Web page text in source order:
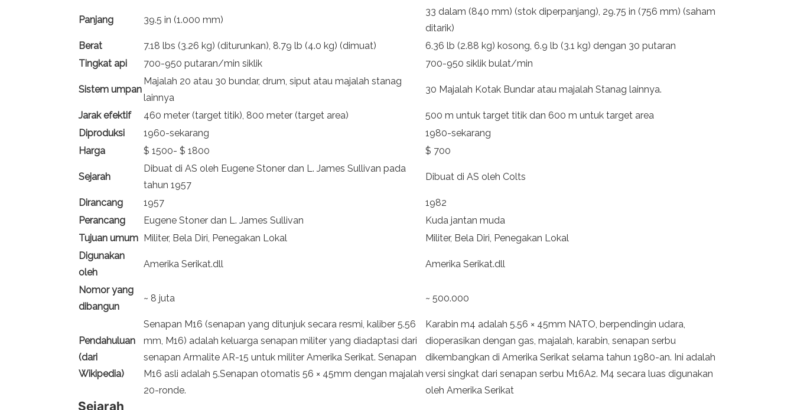
Panjang 39.5 in (1.000 mm)
33 dalam (840 mm) (stok diperpanjang), 29.75 in (756 mm) (saham
ditarik)
Berat
7.18 lbs (3.26 kg) (diturunkan), 8.79 lb (4.0 kg) (dimuat)
6.36 lb (2.88 kg) kosong, 6.9 lb (3.1 kg) dengan 30 putaran
Tingkat api
700-950 putaran/min siklik 700-950 siklik bulat/min
Sistem umpan
Majalah 20 atau 30 bundar, drum, siput atau majalah stanag
lainnya
30 Majalah Kotak Bundar atau majalah Stanag lainnya.
Jarak efektif 460 meter (target titik), 800 meter (target area)
500 m untuk target titik dan 600 m untuk target area
Diproduksi
1960-sekarang
1980-sekarang
Harga
$ 1500- $ 1800 $ 700
Sejarah
Dibuat di AS oleh Eugene Stoner dan L. James Sullivan pada
tahun 1957
Dibuat di AS oleh Colts
Dirancang 1957
1982
Perancang
Eugene Stoner dan L. James Sullivan
Kuda jantan muda
Tujuan umum Militer, Bela Diri, Penegakan Lokal
Militer, Bela Diri, Penegakan Lokal
Digunakan
oleh
Amerika Serikat.dll Amerika Serikat.dll
Nomor yang
dibangun
~ 8 juta ~ 500.000
Pendahuluan
(dari
Wikipedia)
Senapan M16 (senapan yang ditunjuk secara resmi, kaliber 5.56
mm, M16) adalah keluarga senapan militer yang diadaptasi dari
senapan Armalite AR-15 untuk militer Amerika Serikat. Senapan
M16 asli adalah 5.Senapan otomatis 56 × 45mm dengan majalah
20-ronde.
Karabin m4 adalah 5.56 × 45mm NATO, berpendingin udara,
dioperasikan dengan gas, majalah, karabin, senapan serbu
dikembangkan di Amerika Serikat selama tahun 1980-an. Ini adalah
versi singkat dari senapan serbu M16A2. M4 secara luas digunakan
oleh Amerika Serikat
Sejarah